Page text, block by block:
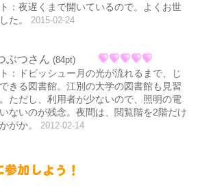
：夜遅くまで開いているので。よくお世
た。
2015-02-24
ぶつさん (84pt)
：ドビッシュー月の光が流れるまで、じ
きる図書館。江別の大学の図書館も見習
ただし、利用者が少ないので、照明の電
ないのが残念。夜間は、閲覧階を2階だけ
がか。
2012-02-14